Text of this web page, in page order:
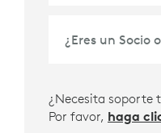
¿Necesita soporte
Por favor, haga